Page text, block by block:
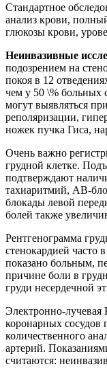
Стандартное
анализ крови,
глюкозы крови,
Неинвазивные
подозрением на
покоя в 12
чем у 50 \% больных
могут выявляться
реполяризации,
ножек пучка Гиса,
Очень важно
грудной клетке.
подтверждают
тахиаритмий, АВ-
блокады левой
болей также
Рентгенограмма
стенокардией часто
показано больным,
причине боли в
груди несердечной
Электронно-
коронарных сосудов
количественного
артерий.
считаются: